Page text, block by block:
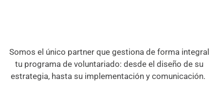
Somos el único partner que gestiona de forma integral
tu programa de voluntariado: desde el diseño de su
estrategia, hasta su implementación y comunicación.